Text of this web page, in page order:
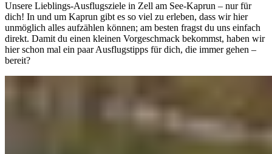
Unsere Lieblings-Ausflugsziele in Zell am See-Kaprun – nur für
dich! In und um Kaprun gibt es so viel zu erleben, dass wir hier
unmöglich alles aufzählen können; am besten fragst du uns einfach
direkt. Damit du einen kleinen Vorgeschmack bekommst, haben wir
hier schon mal ein paar Ausflugstipps für dich, die immer gehen –
bereit?